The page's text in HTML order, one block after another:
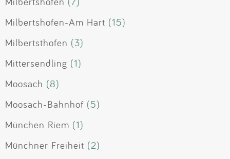
Milbertshofen-Am Hart (15)
Milbertsthofen (3)
Mittersendling (1)
Moosach (8)
Moosach-Bahnhof (5)
München Riem (1)
Münchner Freiheit (2)